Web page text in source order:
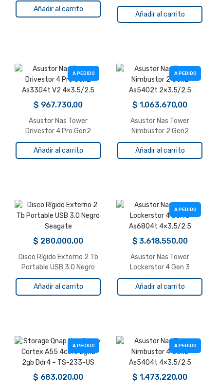
Añadir al carrito
TS-133-US
Añadir al carrito
A PEDIDO
$ 967.730,00
Asustor Nas Tower
Drivestor 4 Pro Gen2
As3304t V2 4×3.5/2.5
Añadir al carrito
A PEDIDO
$ 1.063.670,00
Asustor Nas Tower
Nimbustor 2 Gen2
As5402t 2×3.5/2.5
Añadir al carrito
$ 280.000,00
Disco Rígido Externo 2 Tb
Portable USB 3.0 Negro
Seagate
Añadir al carrito
A PEDIDO
$ 3.618.550,00
Asustor Nas Tower
Lockerstor 4 Gen 3
As6804t 4×3.5/2.5
Añadir al carrito
A PEDIDO
$ 683.020,00
A PEDIDO
$ 1.473.220,00